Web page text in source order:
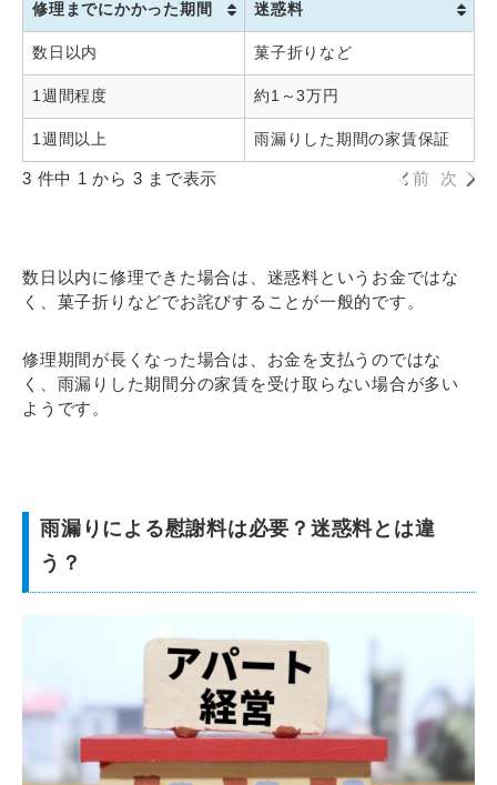
修理までにかかった期間 迷惑料
数日以内 菓子折りなど
1週間程度 約1～3万円
1週間以上 雨漏りした期間の家賃保証
3 件中 1 から 3 まで表示 前 次
数日以内に修理できた場合は、迷惑料というお金ではな
く、菓子折りなどでお詫びすることが一般的です。
修理期間が長くなった場合は、お金を支払うのではな
く、雨漏りした期間分の家賃を受け取らない場合が多い
ようです。
雨漏りによる慰謝料は必要？迷惑料とは違
う？